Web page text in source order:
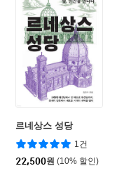
르네상스 성당
1건
22,500원 (10% 할인)